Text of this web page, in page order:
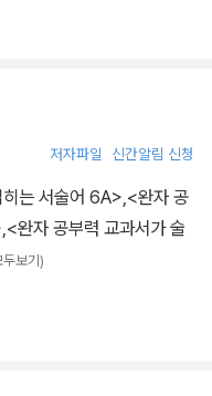
저자파일 신간알림 신청
는 서술어 6A>,<완자 공
,<완자 공부력 교과서가 술
두보기)